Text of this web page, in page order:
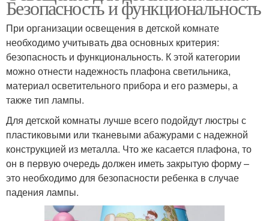
Безопасность и функциональность
При организации освещения в детской комнате
необходимо учитывать два основных критерия:
безопасность и функциональность. К этой категории
можно отнести надежность плафона светильника,
материал осветительного прибора и его размеры, а
также тип лампы.
Для детской комнаты лучше всего подойдут люстры с
пластиковыми или тканевыми абажурами с надежной
конструкцией из металла. Что же касается плафона, то
он в первую очередь должен иметь закрытую форму –
это необходимо для безопасности ребенка в случае
падения лампы.